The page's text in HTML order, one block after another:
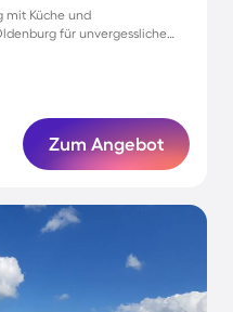
mit Küche und
für unvergessliche
Zum Angebot